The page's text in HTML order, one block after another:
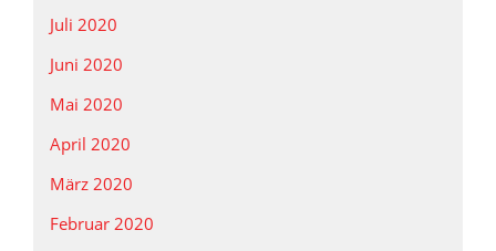
Juli 2020
Juni 2020
Mai 2020
April 2020
März 2020
Februar 2020